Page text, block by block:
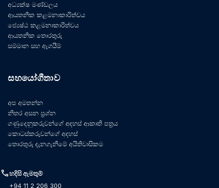
අධ්‍යක්ෂ මණ්ඩලය
ආයතනික කළමනාකාරිත්වය
ජ්‍යෙෂ්ඨ කළමනාකාරිත්වය
ආයතනික තොරතුරු
සම්මාන සහ ඇගයීම්
සහයෝගීතාව
අප අමතන්න
නිතර අසන ප්‍රශ්න
ගණුදෙනුකරුවන්ගේ අදහස් ආකෘති පත්‍රය
කොටස්කරුවන්ගේ අදහස්
තොරතුරු දැනගැනීමේ අයිතිවාසිකම
callහදිසි ඇමතුම්
+94 11 2 206 300